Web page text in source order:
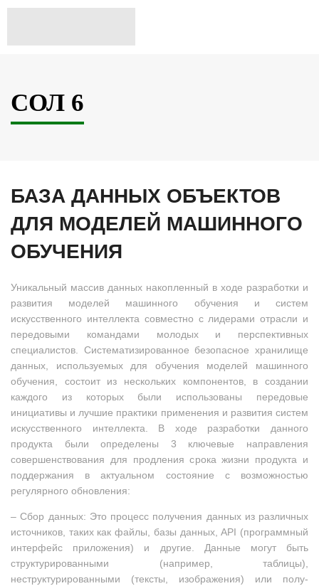
СОЛ 6
БАЗА ДАННЫХ ОБЪЕКТОВ
ДЛЯ МОДЕЛЕЙ МАШИННОГО
ОБУЧЕНИЯ
Уникальный массив данных накопленный в ходе разработки и
развития моделей машинного обучения и систем
искусственного интеллекта совместно с лидерами отрасли и
передовыми командами молодых и перспективных
специалистов. Систематизированное безопасное хранилище
данных, используемых для обучения моделей машинного
обучения, состоит из нескольких компонентов, в создании
каждого из которых были использованы передовые
инициативы и лучшие практики применения и развития систем
искусственного интеллекта. В ходе разработки данного
продукта были определены 3 ключевые направления
совершенствования для продления срока жизни продукта и
поддержания в актуальном состояние с возможностью
регулярного обновления:
– Сбор данных: Это процесс получения данных из различных
источников, таких как файлы, базы данных, API (программный
интерфейс приложения) и другие. Данные могут быть
структурированными (например, таблицы),
неструктурированными (тексты, изображения) или полу-